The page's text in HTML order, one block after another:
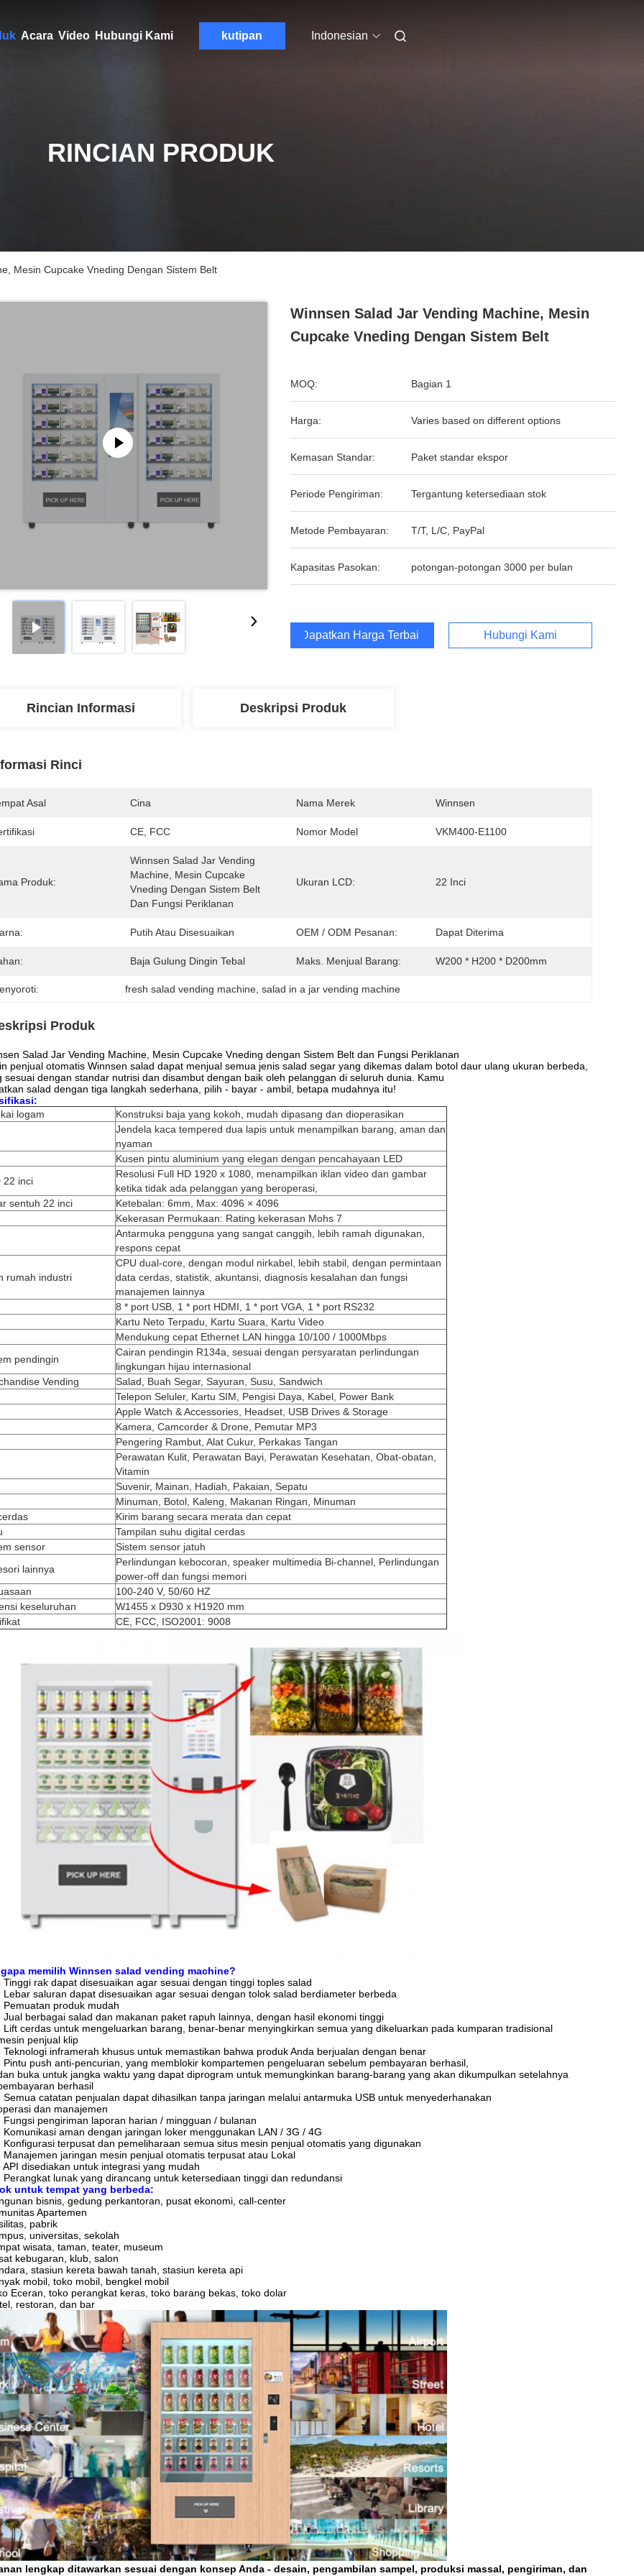
Acara Video Hubungi Kami kutipan Indonesian
RINCIAN PRODUK
Mesin Cupcake Vneding Dengan Sistem Belt
Winnsen Salad Jar Vending Machine, Mesin
Cupcake Vneding Dengan Sistem Belt
MOQ: Bagian 1
Harga: Varies based on different options
Kemasan Standar: Paket standar ekspor
Periode Pengiriman: Tergantung ketersediaan stok
Metode Pembayaran: T/T, L/C, PayPal
Kapasitas Pasokan: potongan-potongan 3000 per bulan
Dapatkan Harga Terbaik Hubungi Kami
Rincian Informasi Deskripsi Produk
Rinci
Asal Cina Nama Merek Winnsen
CE, FCC Nomor Model VKM400-E1100
Produk:
Winnsen Salad Jar Vending
Machine, Mesin Cupcake
Vneding Dengan Sistem Belt
Dan Fungsi Periklanan
Ukuran LCD: 22 Inci
Putih Atau Disesuaikan OEM / ODM Pesanan: Dapat Diterima
Baja Gulung Dingin Tebal Maks. Menjual Barang: W200 * H200 * D200mm
fresh salad vending machine , salad in a jar vending machine
Produk
Salad Jar Vending Machine, Mesin Cupcake Vneding dengan Sistem Belt dan Fungsi Periklanan
penjual otomatis Winnsen salad dapat menjual semua jenis salad segar yang dikemas dalam botol daur ulang ukuran berbeda,
sesuai dengan standar nutrisi dan disambut dengan baik oleh pelanggan di seluruh dunia. Kamu
salad dengan tiga langkah sederhana, pilih - bayar - ambil, betapa mudahnya itu!
logam
Konstruksi baja yang kokoh, mudah dipasang dan dioperasikan
Jendela kaca tempered dua lapis untuk menampilkan barang, aman dan
nyaman
Kusen pintu aluminium yang elegan dengan pencahayaan LED
22 inci
Resolusi Full HD 1920 x 1080, menampilkan iklan video dan gambar
ketika tidak ada pelanggan yang beroperasi,
sentuh 22 inci
Ketebalan: 6mm, Max: 4096 × 4096
Kekerasan Permukaan: Rating kekerasan Mohs 7
Antarmuka pengguna yang sangat canggih, lebih ramah digunakan,
respons cepat
rumah industri
CPU dual-core, dengan modul nirkabel, lebih stabil, dengan permintaan
data cerdas, statistik, akuntansi, diagnosis kesalahan dan fungsi
manajemen lainnya
8 * port USB, 1 * port HDMI, 1 * port VGA, 1 * port RS232
Kartu Neto Terpadu, Kartu Suara, Kartu Video
Mendukung cepat Ethernet LAN hingga 10/100 / 1000Mbps
pendingin
Cairan pendingin R134a, sesuai dengan persyaratan perlindungan
lingkungan hijau internasional
Vending
Salad, Buah Segar, Sayuran, Susu, Sandwich
Telepon Seluler, Kartu SIM, Pengisi Daya, Kabel, Power Bank
Apple Watch & Accessories, Headset, USB Drives & Storage
Kamera, Camcorder & Drone, Pemutar MP3
Pengering Rambut, Alat Cukur, Perkakas Tangan
Perawatan Kulit, Perawatan Bayi, Perawatan Kesehatan, Obat-obatan,
Vitamin
Suvenir, Mainan, Hadiah, Pakaian, Sepatu
Minuman, Botol, Kaleng, Makanan Ringan, Minuman
Kirim barang secara merata dan cepat
Tampilan suhu digital cerdas
sensor
Sistem sensor jatuh
lainnya
Perlindungan kebocoran, speaker multimedia Bi-channel, Perlindungan
power-off dan fungsi memori
100-240 V, 50/60 HZ
keseluruhan
W1455 x D930 x H1920 mm
CE, FCC, ISO2001: 9008
memilih Winnsen salad vending machine?
Tinggi rak dapat disesuaikan agar sesuai dengan tinggi toples salad
Lebar saluran dapat disesuaikan agar sesuai dengan tolok salad berdiameter berbeda
Pemuatan produk mudah
Jual berbagai salad dan makanan paket rapuh lainnya, dengan hasil ekonomi tinggi
Lift cerdas untuk mengeluarkan barang, benar-benar menyingkirkan semua yang dikeluarkan pada kumparan tradisional
penjual klip
Teknologi inframerah khusus untuk memastikan bahwa produk Anda berjualan dengan benar
Pintu push anti-pencurian, yang memblokir kompartemen pengeluaran sebelum pembayaran berhasil,
buka untuk jangka waktu yang dapat diprogram untuk memungkinkan barang-barang yang akan dikumpulkan setelahnya
berhasil
Semua catatan penjualan dapat dihasilkan tanpa jaringan melalui antarmuka USB untuk menyederhanakan
dan manajemen
Fungsi pengiriman laporan harian / mingguan / bulanan
Komunikasi aman dengan jaringan loker menggunakan LAN / 3G / 4G
Konfigurasi terpusat dan pemeliharaan semua situs mesin penjual otomatis yang digunakan
Manajemen jaringan mesin penjual otomatis terpusat atau Lokal
API disediakan untuk integrasi yang mudah
Perangkat lunak yang dirancang untuk ketersediaan tinggi dan redundansi
untuk tempat yang berbeda:
bisnis, gedung perkantoran, pusat ekonomi, call-center
Apartemen
pabrik
universitas, sekolah
wisata, taman, teater, museum
kebugaran, klub, salon
stasiun kereta bawah tanah, stasiun kereta api
mobil, toko mobil, bengkel mobil
Eceran, toko perangkat keras, toko barang bekas, toko dolar
restoran, dan bar
lengkap ditawarkan sesuai dengan konsep Anda - desain, pengambilan sampel, produksi massal, pengiriman, dan